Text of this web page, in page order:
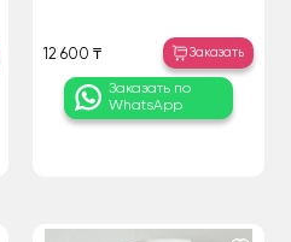
12 600 ₸ Заказать
Заказать по
WhatsApp